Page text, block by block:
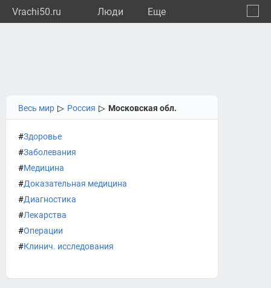
Vrachi50.ru Люди Eще
Весь мир ▷ Россия ▷ Московская обл.
#Здоровье
#Заболевания
#Медицина
#Доказательная медицина
#Диагностика
#Лекарства
#Операции
#Клинич. исследования